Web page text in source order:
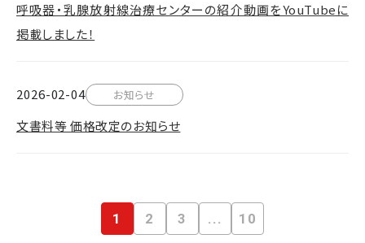
呼吸器・乳腺放射線治療センターの紹介動画をYouTubeに
掲載しました！
2026-02-04 お知らせ
文書料等 価格改定のお知らせ
1 2 3 ... 10